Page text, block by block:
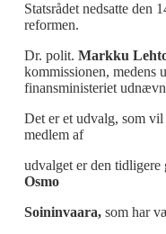
Statsrådet nedsatte den
reformen.
Dr. polit. Markku
kommissionen, medens
finansministeriet
Det er et udvalg, som vil
medlem af
udvalget er den tidligere
Osmo
Soininvaara, som har